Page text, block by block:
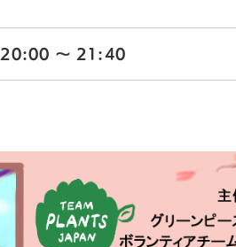
20:00 〜 21:40